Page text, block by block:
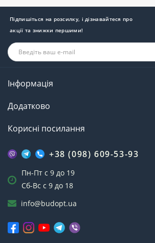
Підпишіться на розсилку, і дізнавайтеся про
акції та знижки першими!
Інформація
Додатково
Корисні посилання
+38 (098) 609-53-93
Пн-Пт с 9 до 19
Сб-Вс с 9 до 18
info@budopt.ua